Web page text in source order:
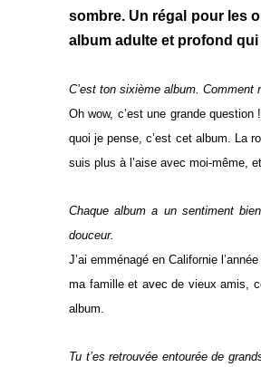
sombre. Un régal pour les
album adulte et profond
C’est ton sixième album.
Oh wow, c’est une grande
quoi je pense, c’est cet album. La
suis plus à l’aise avec moi-même,
Chaque album a un sentiment
douceur.
J’ai emménagé en Californie
ma famille et avec de vieux amis,
album.
Tu t’es retrouvée entourée de